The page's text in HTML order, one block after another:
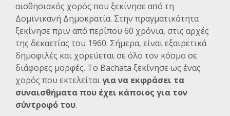
αισθησιακός χορός που ξεκίνησε από τη
Δομινικανή Δημοκρατία. Στην πραγματικότητα
ξεκίνησε πριν από περίπου 60 χρόνια, στις αρχές
της δεκαετίας του 1960. Σήμερα, είναι εξαιρετικά
δημοφιλές και χορεύεται σε όλο τον κόσμο σε
διάφορες μορφές. Το Bachata ξεκίνησε ως ένας
χορός που εκτελείταιγια να εκφράσει τα
συναισθήματα που έχει κάποιος για τον
σύντροφό του.